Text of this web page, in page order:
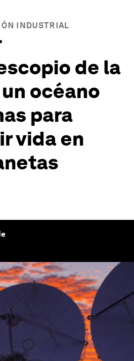
INDUSTRIAL
de la
océano
para
vida en